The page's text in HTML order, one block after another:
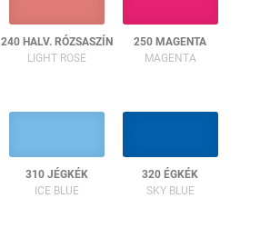
240 HALV. RÓZSASZÍN
LIGHT ROSE
250 MAGENTA
MAGENTA
310 JÉGKÉK
ICE BLUE
320 ÉGKÉK
SKY BLUE